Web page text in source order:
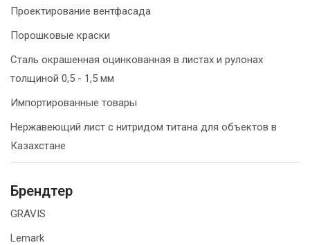
Проектирование вентфасада
Порошковые краски
Сталь окрашенная оцинкованная в листах и рулонах
толщиной 0,5 - 1,5 мм
Импортированные товары
Нержавеющий лист с нитридом титана для объектов в
Казахстане
Брендтер
GRAVIS
Lemark